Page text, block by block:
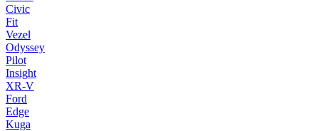
Civic
Fit
Vezel
Odyssey
Pilot
Insight
XR-V
Ford
Edge
Kuga